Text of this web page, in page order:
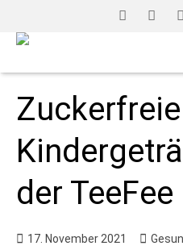
Zuckerfreie
der TeeFee
17. November 2021